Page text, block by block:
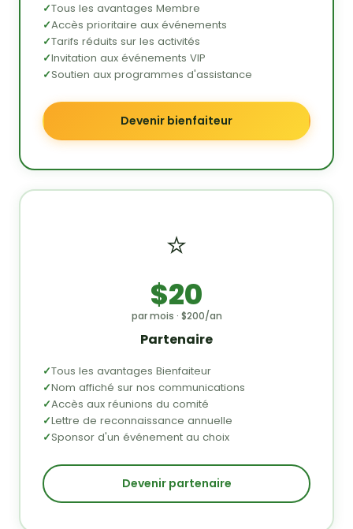
Tous les avantages Membre
Accès prioritaire aux événements
Tarifs réduits sur les activités
Invitation aux événements VIP
Soutien aux programmes d'assistance
Devenir bienfaiteur
⭐
$20
par mois · $200/an
Partenaire
Tous les avantages Bienfaiteur
Nom affiché sur nos communications
Accès aux réunions du comité
Lettre de reconnaissance annuelle
Sponsor d'un événement au choix
Devenir partenaire